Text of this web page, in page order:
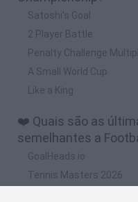
Satoshi's Goal
2 Player Battle
Penalty Challenge
A Small World Cup
Like a King
❤️ Quais são as
semelhantes a
GoalHeads.io
Tennis Masters 2026